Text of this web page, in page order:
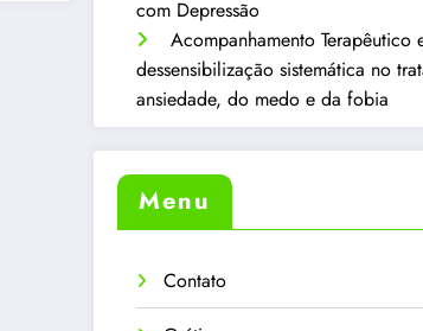
com Depressão
Acompanhamento Terapêutico
dessensibilização sistemática no
ansiedade, do medo e da fobia
Menu
Contato